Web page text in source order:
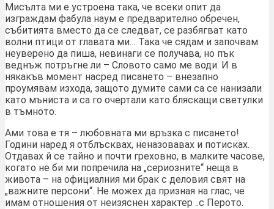
Мисълта ми е устроена така, че всеки опит да
изграждам фабула наум е предварително обречен,
събитията вместо да се следват, се разбягват като
волни птици от главата ми… Така че сядам и започвам
неуверено да пиша, невинаги се получава, но пък
веднъж потръгне ли – Словото само ме води. И в
някакъв момент насред писането – внезапно
проумявам изхода, защото думите сами са се нанизали
като мъниста и са го очертали като бляскащи светулки
в тъмното.
Ами това е тя – любовната ми връзка с писането!
Години наред я отблъсквах, неназовавах и потисках.
Отдавах й се тайно и почти греховно, в малките часове,
когато не би ми попречила на „сериозните“ неща в
живота – на официалния ми брак с деловия свят на
„важните персони“. Не можех да призная на глас, че
имам отношения от неизяснен характер ..с Перото.